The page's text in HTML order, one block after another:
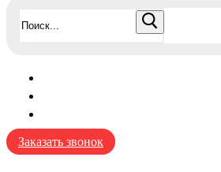
Заказать звонок